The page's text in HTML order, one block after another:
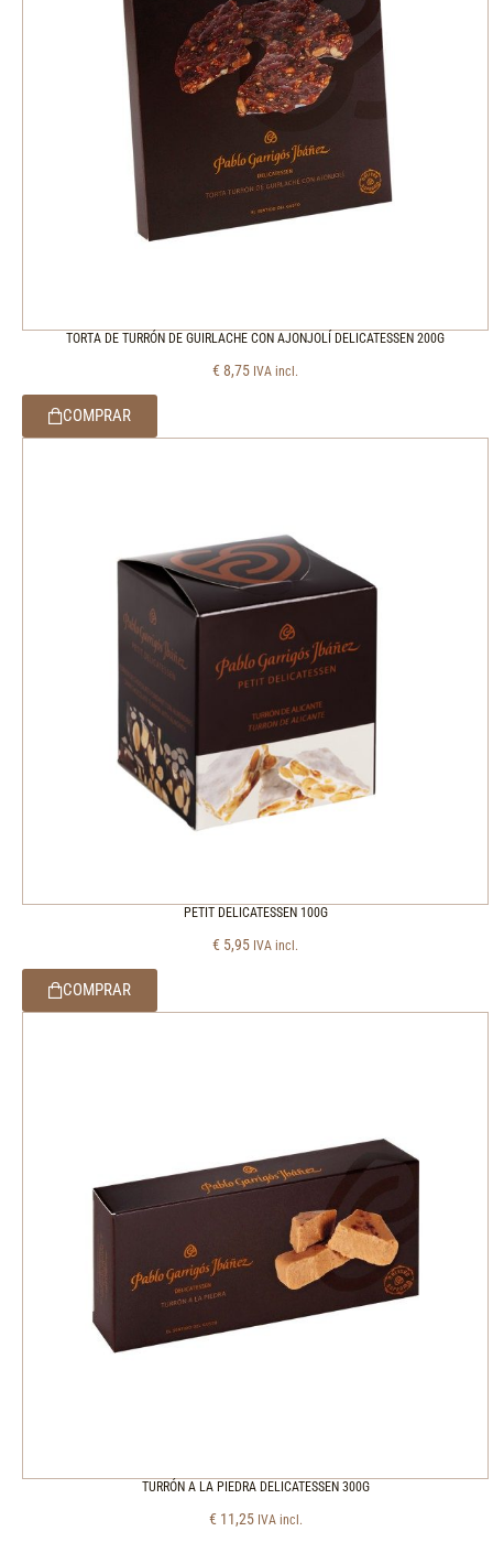
TORTA DE TURRÓN DE GUIRLACHE CON AJONJOLÍ DELICATESSEN 200G
€ 8,75 IVA incl.
COMPRAR
PETIT DELICATESSEN 100G
€ 5,95 IVA incl.
COMPRAR
TURRÓN A LA PIEDRA DELICATESSEN 300G
€ 11,25 IVA incl.